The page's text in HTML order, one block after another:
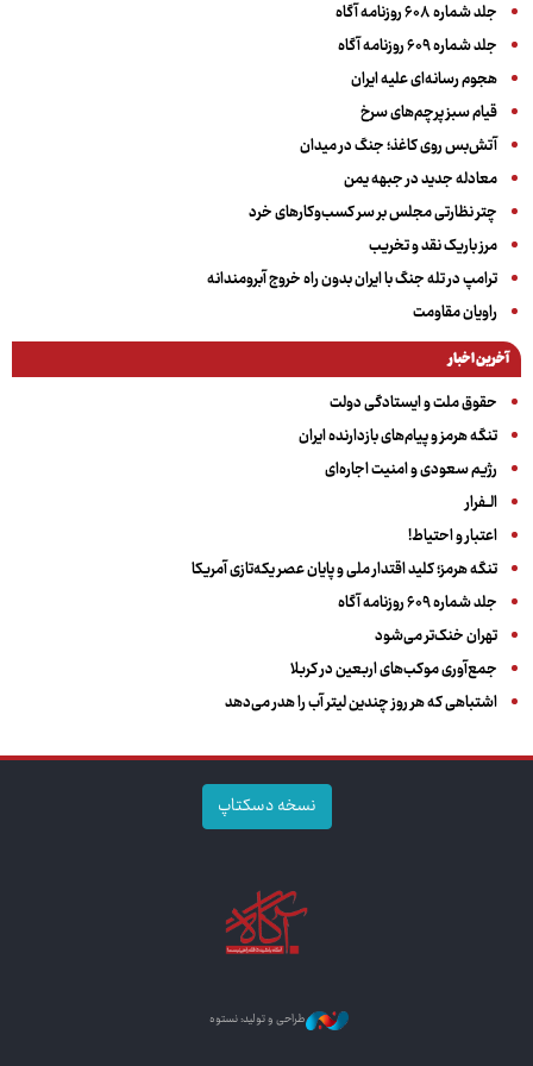
جلد شماره ۶۰۸ روزنامه آگاه
جلد شماره ۶۰۹ روزنامه آگاه
هجوم رسانه‌ای علیه ایران
قیام سبز پرچم‌های سرخ
آتش‌بس روی کاغذ؛ جنگ در میدان
معادله جدید در جبهه یمن
چتر نظارتی مجلس بر سر کسب‌وکارهای خرد
مرز باریک نقد و تخریب
ترامپ در تله جنگ با ایران بدون راه خروج آبرومندانه
راویان مقاومت
آخرین اخبار
حقوق ملت و ایستادگی دولت
تنگه هرمز و پیام‌های بازدارنده ایران
رژیم سعودی و امنیت اجاره‌ای
الــفرار
اعتبار و احتیاط!
تنگه هرمز؛ کلید اقتدار ملی و پایان عصر یکه‌تازی آمریکا
جلد شماره ۶۰۹ روزنامه آگاه
تهران خنک‌تر می‌شود
جمع‌آوری موکب‌های اربعین در کربلا
اشتباهی که هر روز چندین لیتر آب را هدر می‌دهد
نسخه دسکتاپ
طراحی و تولید: نستوه